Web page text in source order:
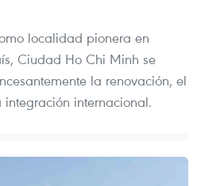
localidad pionera en
Ciudad Ho Chi Minh se
la renovación, el
internacional.